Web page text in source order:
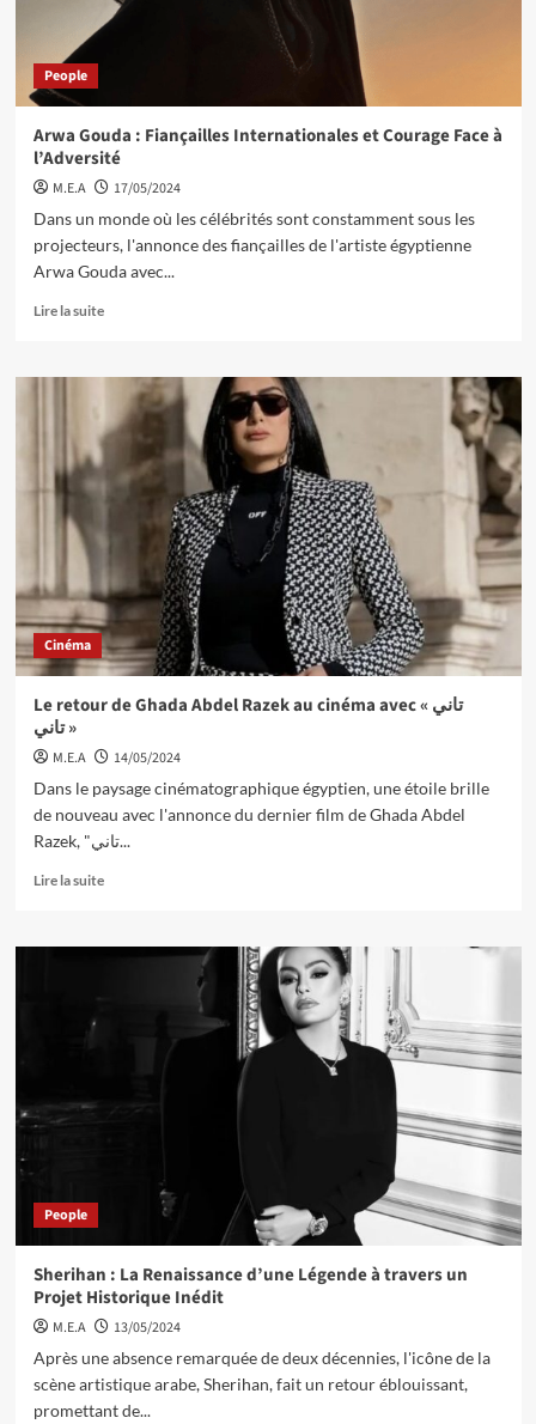
People
Arwa Gouda : Fiançailles Internationales et Courage Face à
l’Adversité
M.E.A
17/05/2024
Dans un monde où les célébrités sont constamment sous les
projecteurs, l'annonce des fiançailles de l'artiste égyptienne
Arwa Gouda avec...
Lire la suite
Cinéma
Le retour de Ghada Abdel Razek au cinéma avec « تاني
تاني »
M.E.A
14/05/2024
Dans le paysage cinématographique égyptien, une étoile brille
de nouveau avec l'annonce du dernier film de Ghada Abdel
Razek, "تاني...
Lire la suite
People
Sherihan : La Renaissance d’une Légende à travers un
Projet Historique Inédit
M.E.A
13/05/2024
Après une absence remarquée de deux décennies, l'icône de la
scène artistique arabe, Sherihan, fait un retour éblouissant,
promettant de...